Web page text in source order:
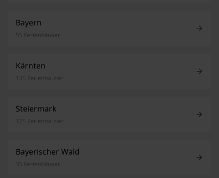
Bayern
55 Ferienhäuser
Kärnten
135 Ferienhäuser
Steiermark
175 Ferienhäuser
Bayerischer Wald
35 Ferienhäuser